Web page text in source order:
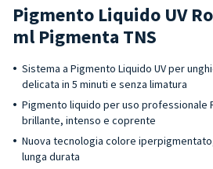
Pigmento Liquido UV
ml Pigmenta TNS
Sistema a Pigmento Liquido UV per
delicata in 5 minuti e senza limatura
Pigmento liquido per uso professionale
brillante, intenso e coprente
Nuova tecnologia colore
lunga durata